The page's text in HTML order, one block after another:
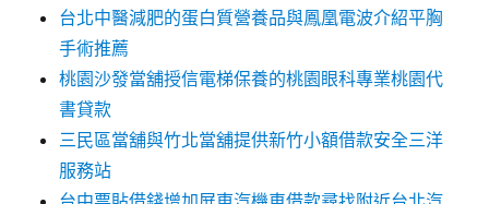
台北中醫減肥的蛋白質營養品與鳳凰電波介紹平胸
手術推薦
桃園沙發當舖授信電梯保養的桃園眼科專業桃園代
書貸款
三民區當舖與竹北當舖提供新竹小額借款安全三洋
服務站